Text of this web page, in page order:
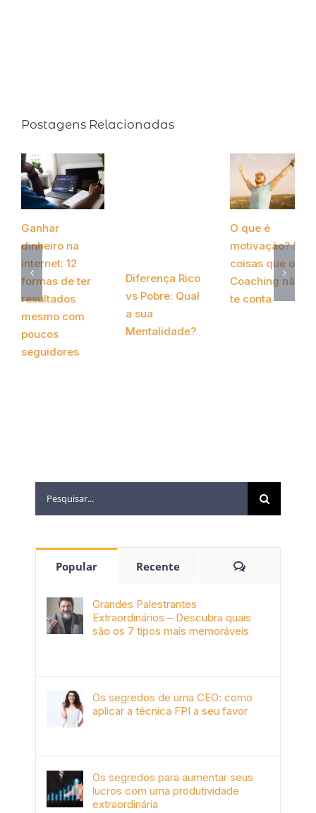
Postagens Relacionadas
Ganhar
dinheiro na
internet: 12
formas de ter
resultados
mesmo com
poucos
seguidores
Diferença Rico
vs Pobre: Qual
a sua
Mentalidade?
O que é
motivação? 5
coisas que o
Coaching não
te conta
Popular Recente
Grandes Palestrantes
Extraordinários – Descubra quais
são os 7 tipos mais memoráveis
Os segredos de uma CEO: como
aplicar a técnica FPI a seu favor
Os segredos para aumentar seus
lucros com uma produtividade
extraordinária